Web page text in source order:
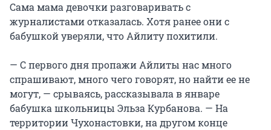
Сама мама девочки разговаривать с
журналистами отказалась. Хотя ранее они с
бабушкой уверяли, что Айлиту похитили.
— С первого дня пропажи Айлиты нас много
спрашивают, много чего говорят, но найти ее не
могут, — срываясь, рассказывала в январе
бабушка школьницы Эльза Курбанова. — На
территории Чухонастовки, на другом конце